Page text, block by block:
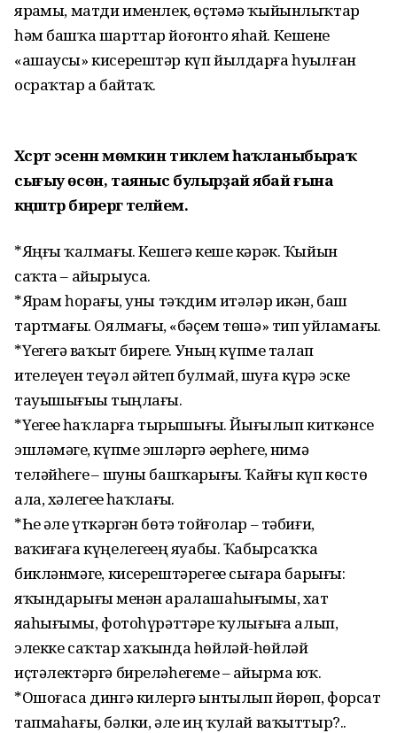
ярҙамы, матди именлек, өҫтәмә ҡыйынлыҡтар
һәм башҡа шарттар йоғонто яһай. Кешене
«ашаусы» кисерештәр күп йылдарға һуҙылған
осраҡтар ҙа байтаҡ.
Хәсрәт эсенән мөмкин тиклем һаҡланыбыраҡ
сығыу өсөн, таяныс булырҙай ябай ғына
кәңәштәр бирергә теләйем.
*Яңғыҙ ҡалмағыҙ. Кешегә кеше кәрәк. Ҡыйын
саҡта – айырыуса.
*Ярҙам һорағыҙ, уны тәҡдим итәләр икән, баш
тартмағыҙ. Оялмағыҙ, «бәҫем төшә» тип уйламағыҙ.
*Үҙегеҙгә ваҡыт бирегеҙ. Уның күпме талап
ителеүен теүәл әйтеп булмай, шуға күрә эске
тауышығыҙҙы тыңлағыҙ.
*Үҙегеҙҙе һаҡларға тырышығыҙ. Йығылып киткәнсе
эшләмәгеҙ, күпме эшләргә әҙерһегеҙ, нимә
теләйһегеҙ – шуны башҡарығыҙ. Ҡайғы күп көстө
ала, хәлегеҙҙе һаҡлағыҙ.
*Һеҙ әле үткәргән бөтә тойғолар – тәбиғи,
ваҡиғаға күңелегеҙҙең яуабы. Ҡабырсаҡҡа
бикләнмәгеҙ, кисерештәрегеҙҙе сығара барығыҙ:
яҡындарығыҙ менән аралашаһығыҙмы, хат
яҙаһығыҙмы, фотоһүрәттәрҙе ҡулығыҙға алып,
элекке саҡтар хаҡында һөйләй-һөйләй
иҫтәлектәргә биреләһегеҙме – айырма юҡ.
*Ошоғаса дингә килергә ынтылып йөрөп, форсат
тапмаһағыҙ, бәлки, әле иң ҡулай ваҡыттыр?..